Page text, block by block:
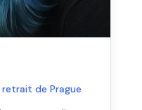
de Prague